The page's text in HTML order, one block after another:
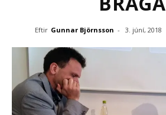
Eftir Gunnar Björnsson - 3. júní, 2018